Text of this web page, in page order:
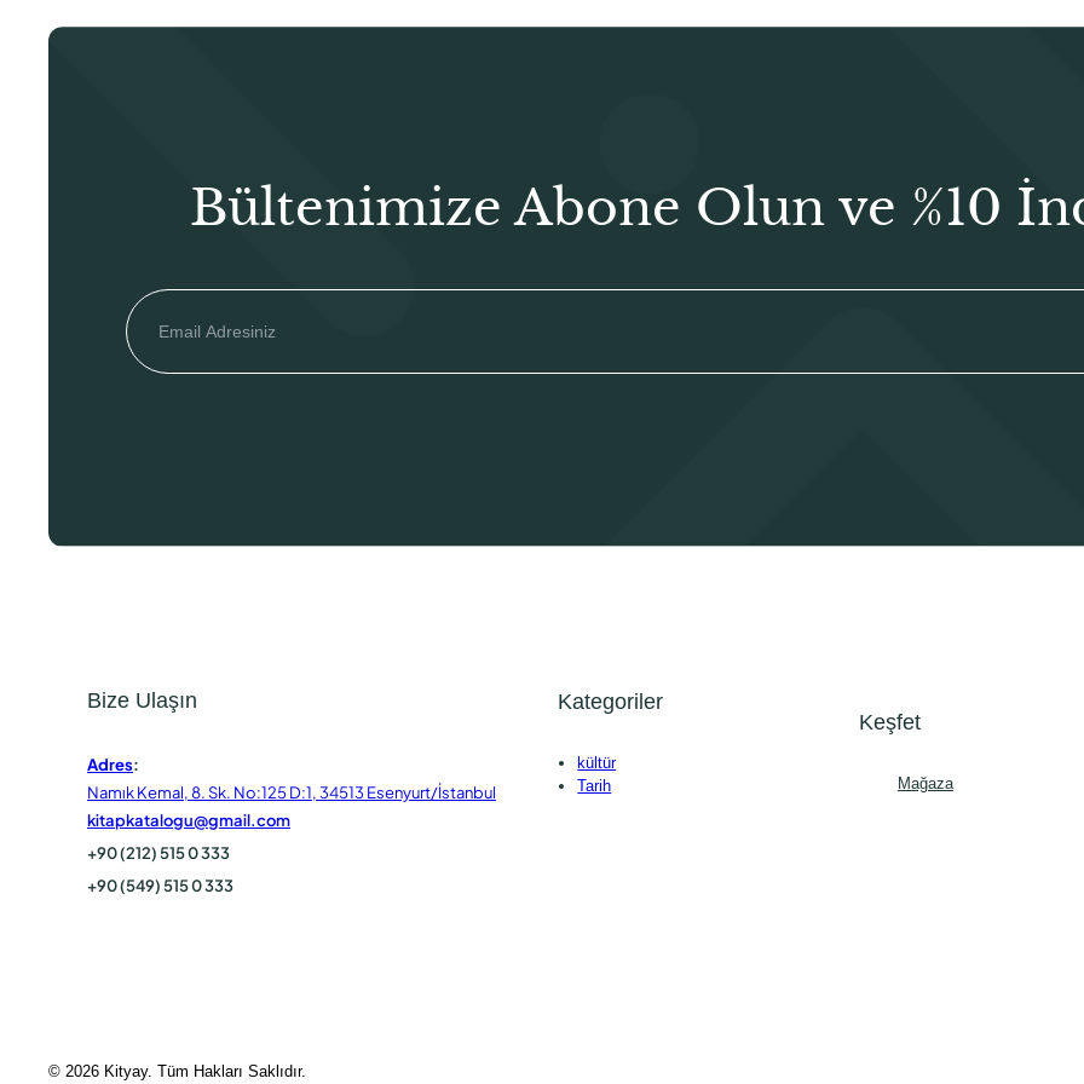
Bültenimize Abone Olun ve %10
Bize Ulaşın
Adres:
Namık Kemal, 8. Sk. No:125 D:1, 34513 Esenyurt/İstanbul
kitapkatalogu@gmail.com
+90 (212) 515 0 333
+90 (549) 515 0 333
Kategoriler
kültür
Tarih
Keşfet
Mağaza
© 2026 Kityay. Tüm Hakları Saklıdır.